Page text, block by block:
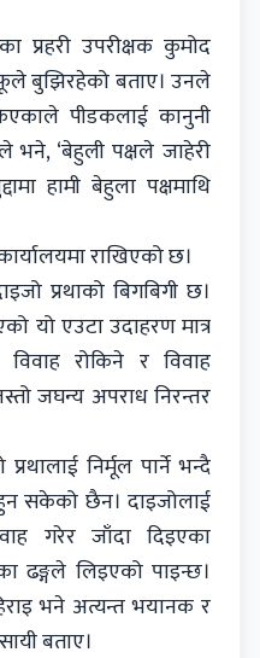
प्रहरी उपरीक्षक कुमोद
बुझिरहेको बताए। उनले
पीडकलाई कानुनी
भने, ‘बेहुली पक्षले जाहेरी
हामी बेहुला पक्षमाथि
राखिएको छ।
प्रथाको बिगबिगी छ।
यो एउटा उदाहरण मात्र
रोकिने र विवाह
जघन्य अपराध निरन्तर
निर्मूल पार्ने भन्दै
सकेको छैन। दाइजोलाई
गरेर जाँदा दिइएका
ढङ्गले लिइएको पाइन्छ।
भने अत्यन्त भयानक र
बताए।